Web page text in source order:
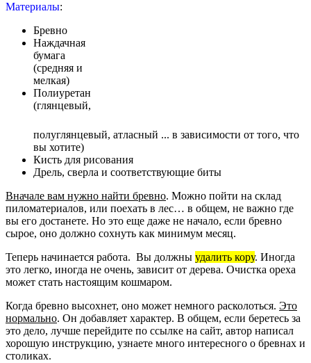
Материалы:
Бревно
Наждачная
бумага
(средняя и
мелкая)
Полиуретан
(глянцевый,
полуглянцевый, атласный ... в зависимости от того, что
вы хотите)
Кисть для рисования
Дрель, сверла и соответствующие биты
Вначале вам нужно найти бревно. Можно пойти на склад
пиломатериалов, или поехать в лес… в общем, не важно где
вы его достанете. Но это еще даже не начало, если бревно
сырое, оно должно сохнуть как минимум месяц.
Теперь начинается работа. Вы должны удалить кору. Иногда
это легко, иногда не очень, зависит от дерева. Очистка ореха
может стать настоящим кошмаром.
Когда бревно высохнет, оно может немного расколоться. Это
нормально. Он добавляет характер. В общем, если беретесь за
это дело, лучше перейдите по ссылке на сайт, автор написал
хорошую инструкцию, узнаете много интересного о бревнах и
столиках.